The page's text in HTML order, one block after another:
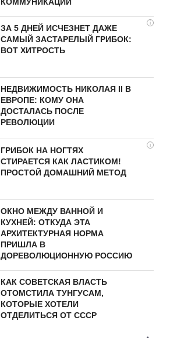
i
ЗА 5 ДНЕЙ ИСЧЕЗНЕТ ДАЖЕ
САМЫЙ ЗАСТАРЕЛЫЙ ГРИБОК:
ВОТ ХИТРОСТЬ
НЕДВИЖИМОСТЬ НИКОЛАЯ II В
ЕВРОПЕ: КОМУ ОНА
ДОСТАЛАСЬ ПОСЛЕ
РЕВОЛЮЦИИ
i
ГРИБОК НА НОГТЯХ
СТИРАЕТСЯ КАК ЛАСТИКОМ!
ПРОСТОЙ ДОМАШНИЙ МЕТОД
ОКНО МЕЖДУ ВАННОЙ И
КУХНЕЙ: ОТКУДА ЭТА
АРХИТЕКТУРНАЯ НОРМА
ПРИШЛА В
ДОРЕВОЛЮЦИОННУЮ РОССИЮ
КАК СОВЕТСКАЯ ВЛАСТЬ
ОТОМСТИЛА ТУНГУCAМ,
КОТОРЫЕ ХОТЕЛИ
ОТДЕЛИТЬСЯ ОТ СССР